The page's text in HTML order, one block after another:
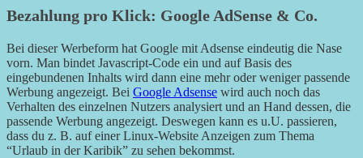
Bezahlung pro Klick: Google AdSense & Co.
Bei dieser Werbeform hat Google mit Adsense eindeutig die Nase
vorn. Man bindet Javascript-Code ein und auf Basis des
eingebundenen Inhalts wird dann eine mehr oder weniger passende
Werbung angezeigt. Bei Google Adsense wird auch noch das
Verhalten des einzelnen Nutzers analysiert und an Hand dessen, die
passende Werbung angezeigt. Deswegen kann es u.U. passieren,
dass du z. B. auf einer Linux-Website Anzeigen zum Thema
“Urlaub in der Karibik” zu sehen bekommst.